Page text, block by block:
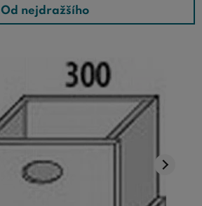
Od nejdražšího